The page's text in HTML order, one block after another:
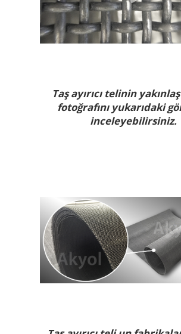
Taş ayırıcı telinin
fotoğrafını yukarıdaki
inceleyebilirsiniz.